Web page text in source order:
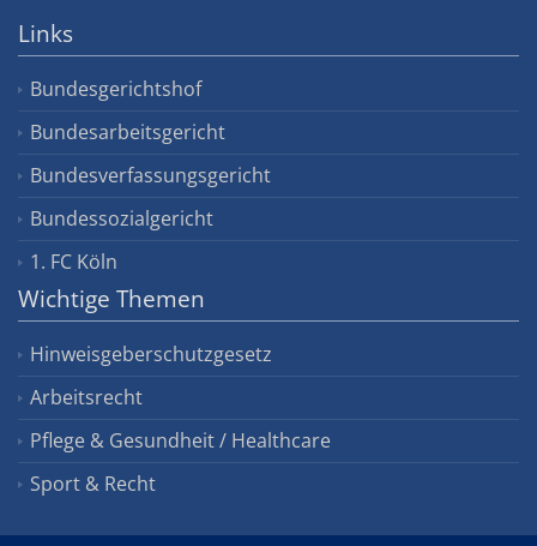
Links
Bundesgerichtshof
Bundesarbeitsgericht
Bundesverfassungsgericht
Bundessozialgericht
1. FC Köln
Wichtige Themen
Hinweisgeberschutzgesetz
Arbeitsrecht
Pflege & Gesundheit / Healthcare
Sport & Recht